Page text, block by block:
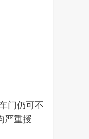
门仍可不
严重授